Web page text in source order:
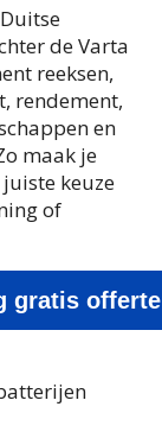
de Varta
reeksen,
rendement,
en
maak je
keuze
of
gratis offerte